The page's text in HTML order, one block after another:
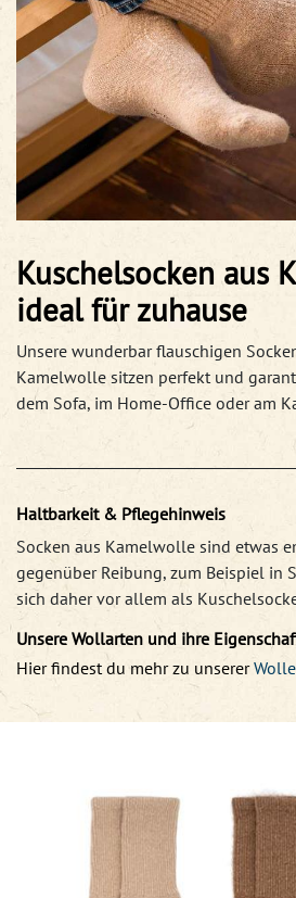
Kuschelsocken aus
ideal für zuhause
Unsere wunderbar flauschigen
Kamelwolle sitzen perfekt und
dem Sofa, im Home-Office oder am
Haltbarkeit & Pflegehinweis
Socken aus Kamelwolle sind etwas
gegenüber Reibung, zum Beispiel in
sich daher vor allem als
Unsere Wollarten und ihre
Hier findest du mehr zu unserer